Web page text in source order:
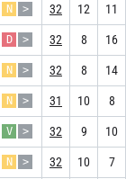
N > 32 12 11
D > 32 8 16
N > 32 8 14
N > 31 10 8
V > 32 9 10
N > 32 10 7